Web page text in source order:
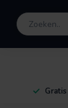
Gratis